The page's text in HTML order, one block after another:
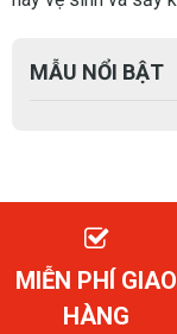
MẪU NỔI BẬT
MIỄN PHÍ GIAO
HÀNG